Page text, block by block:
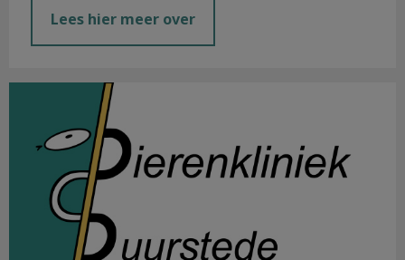
Lees hier meer over
Nieuwsbrief maart 2022